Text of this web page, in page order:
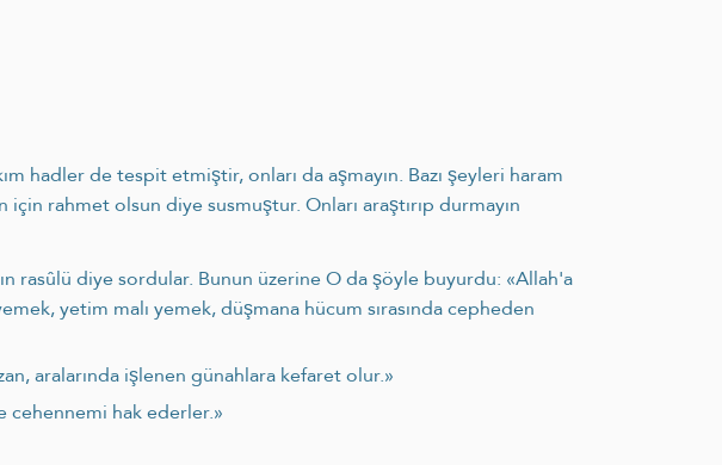
hadler de tespit etmiştir, onları da aşmayın. Bazı şeyleri haram
için rahmet olsun diye susmuştur. Onları araştırıp durmayın
rasûlü diye sordular. Bunun üzerine O da şöyle buyurdu: «Allah'a
yetim malı yemek, düşmana hücum sırasında cepheden
aralarında işlenen günahlara kefaret olur.»
cehennemi hak ederler.»